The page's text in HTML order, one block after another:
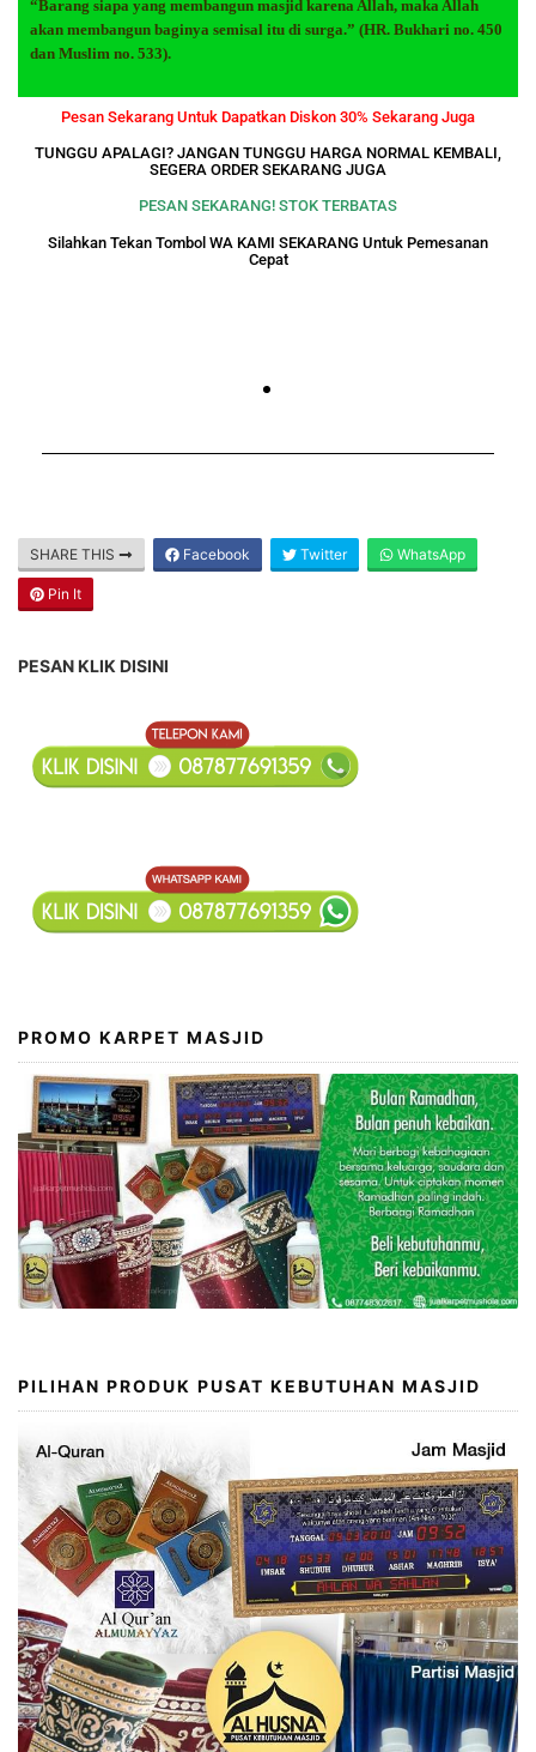
“Barang siapa yang membangun masjid karena Allah, maka Allah
akan membangun baginya semisal itu di surga.” (HR. Bukhari no. 450
dan Muslim no. 533).
Pesan Sekarang Untuk Dapatkan Diskon 30% Sekarang Juga
TUNGGU APALAGI? JANGAN TUNGGU HARGA NORMAL KEMBALI,
SEGERA ORDER SEKARANG JUGA
PESAN SEKARANG! STOK TERBATAS
Silahkan Tekan Tombol WA KAMI SEKARANG Untuk Pemesanan
Cepat
SHARE THIS Facebook Twitter WhatsApp
Pin It
PESAN KLIK DISINI
PROMO KARPET MASJID
PILIHAN PRODUK PUSAT KEBUTUHAN MASJID